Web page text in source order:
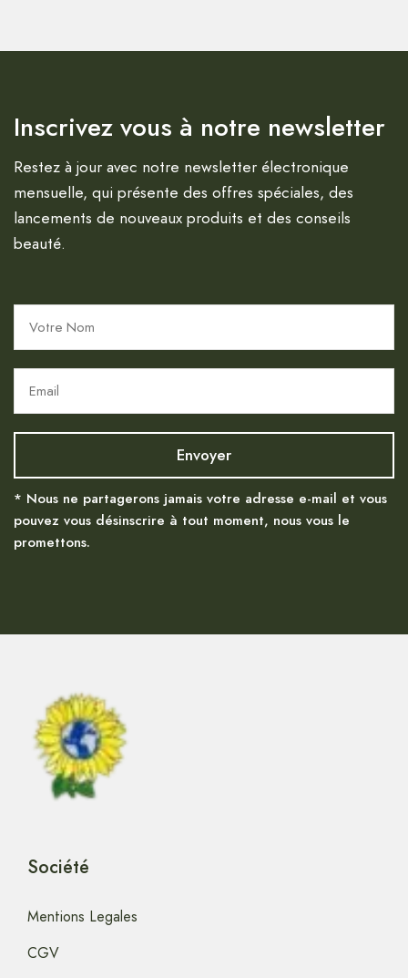
Inscrivez vous à notre newsletter
Restez à jour avec notre newsletter électronique
mensuelle, qui présente des offres spéciales, des
lancements de nouveaux produits et des conseils
beauté.
* Nous ne partagerons jamais votre adresse e-mail et vous
pouvez vous désinscrire à tout moment, nous vous le
promettons.
Société
Mentions Legales
CGV